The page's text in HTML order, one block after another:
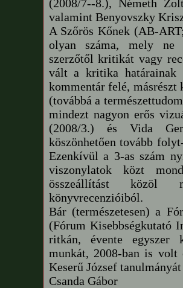
(2008/7--8.), Németh
valamint Benyovszky
A Szőrös Kőnek (AB-
olyan száma, mely ne
szerzőtől kritikát vagy
vált a kritika határainak
kommentár felé, másrészt
(továbbá a
mindezt nagyon erős
(2008/3.) és Vida
köszönhetően tovább
Ezenkívül a 3-as szám
viszonylatok közt
összeállítást közöl
könyvrecenzióiból.
Bár (természetesen) a
(Fórum Kisebbségkutató
ritkán, évente egyszer
munkát, 2008-ban is
Keserű József
Csanda Gábor